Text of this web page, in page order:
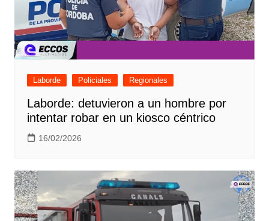
Laborde Policiales Regionales
Laborde: detuvieron a un hombre por
intentar robar en un kiosco céntrico
16/02/2026